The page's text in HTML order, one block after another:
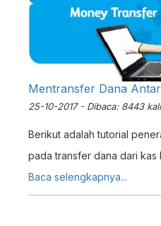
Mentransfer Dana
25-10-2017 - Dibaca: 8443
Berikut adalah tutorial
pada transfer dana dari
menggunakan fitur
menu.
Baca selengkapnya...